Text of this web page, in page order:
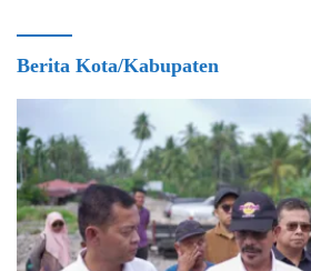
Berita Kota/Kabupaten